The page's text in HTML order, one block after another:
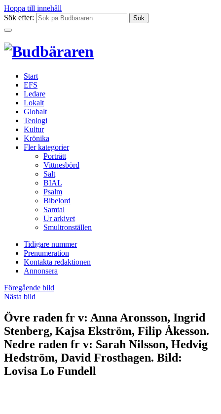
Hoppa till innehåll
Sök efter:
Start
EFS
Ledare
Lokalt
Globalt
Teologi
Kultur
Krönika
Fler kategorier
Porträtt
Vittnesbörd
Salt
BIAL
Psalm
Bibelord
Samtal
Ur arkivet
Smultronställen
Tidigare nummer
Prenumeration
Kontakta redaktionen
Annonsera
Föregående bild
Nästa bild
Övre raden fr v: Anna Aronsson, Ingrid
Stenberg, Kajsa Ekström, Filip Åkesson.
Nedre raden fr v: Sarah Nilsson, Hedvig
Hedström, David Frosthagen. Bild:
Lovisa Lo Fundell